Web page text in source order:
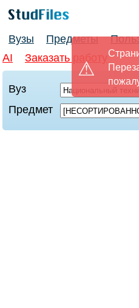
Вузы Предметы
AI
Заказать работу
Вуз
Предмет